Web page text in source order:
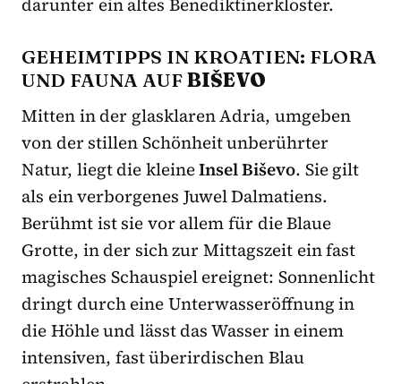
GEHEIMTIPPS IN KROATIEN: FLORA
UND FAUNA AUFBIŠEVO
Mitten in der glasklaren Adria, umgeben
von der stillen Schönheit unberührter
Natur, liegt die kleineInsel Biševo. Sie gilt
als ein verborgenes Juwel Dalmatiens.
Berühmt ist sie vor allem für die Blaue
Grotte, in der sich zur Mittagszeit ein fast
magisches Schauspiel ereignet: Sonnenlicht
dringt durch eine Unterwasseröffnung in
die Höhle und lässt das Wasser in einem
intensiven, fast überirdischen Blau